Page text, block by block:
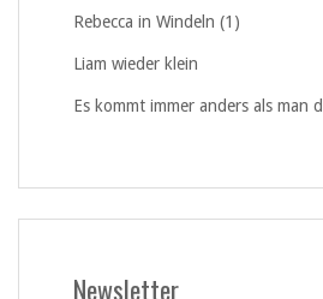
Rebecca in Windeln (1)
Liam wieder klein
Es kommt immer anders als man
Newsletter